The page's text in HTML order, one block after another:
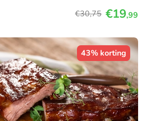
€30,75 €19,99
43% korting